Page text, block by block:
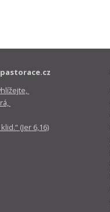
(Jer 6,16)